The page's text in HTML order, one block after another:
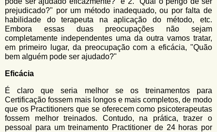
i
o
d
e
b
u
s
c
a
i
n
h
o
prejudicado?" por um método inadequado, ou por falta de
habilidade do terapeuta na aplicação do método, etc.
Embora essas duas preocupações não sejam
completamente independentes uma da outra vamos tratar,
em primeiro lugar, da preocupação com a eficácia, "Quão
bem alguém pode ser ajudado?"
Eficácia
É claro que seria melhor se os treinamentos para
Certificação fossem mais longos e mais completos, de modo
que os Practitioners que se oferecem como psicoterapeutas
fossem melhor treinados. Contudo, na prática, trazer o
pessoal para um treinamento Practitioner de 24 horas por